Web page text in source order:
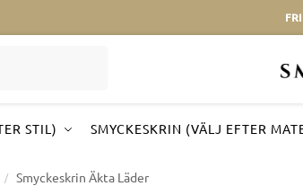
STIL) SMYCKESKRIN (VÄLJ EFTER
/ Smyckeskrin Äkta Läder